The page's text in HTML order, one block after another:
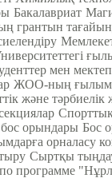
Бакалавриат
грантын
мен
ЖОО-ның ғылыми
және
орындары Бос
орналасу
Сыртқы
по программе